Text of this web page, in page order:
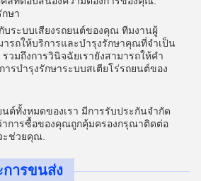
ษา
ระบบเสียงรถยนต์ของคุณ ทีมงานผู้
ารถให้บริการและบํารุงรักษาคุณที่จําเป็น
วมถึงการวินิจฉัยเรายังสามารถให้คํา
รบํารุงรักษาระบบสเตียโร่รถยนต์ของ
ต์ทั้งหมดของเรา มีการรับประกันจํากัด
การซื้อของคุณถูกคุ้มครองกรุณาติดต่อ
ะช่วยคุณ.
การขนส่ง